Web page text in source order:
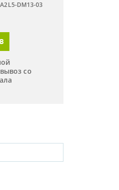
DM13-03
со